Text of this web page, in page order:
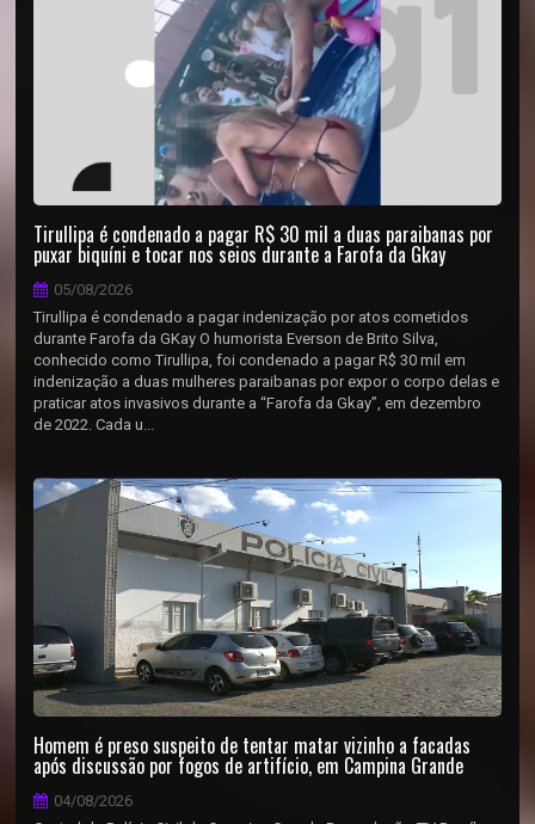
Tirullipa é condenado a pagar R$ 30 mil a duas paraibanas por
puxar biquíni e tocar nos seios durante a Farofa da Gkay
05/08/2026
Tirullipa é condenado a pagar indenização por atos cometidos
durante Farofa da GKay O humorista Everson de Brito Silva,
conhecido como Tirullipa, foi condenado a pagar R$ 30 mil em
indenização a duas mulheres paraibanas por expor o corpo delas e
praticar atos invasivos durante a “Farofa da Gkay”, em dezembro
de 2022. Cada u...
Homem é preso suspeito de tentar matar vizinho a facadas
após discussão por fogos de artifício, em Campina Grande
04/08/2026